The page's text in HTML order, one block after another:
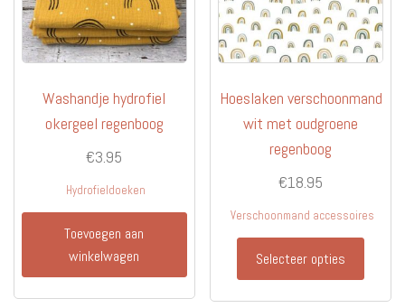
Washandje hydrofiel
okergeel regenboog
€3.95
Hydrofieldoeken
Toevoegen aan
winkelwagen
Hoeslaken verschoonmand
wit met oudgroene
regenboog
€18.95
Verschoonmand accessoires
Selecteer opties